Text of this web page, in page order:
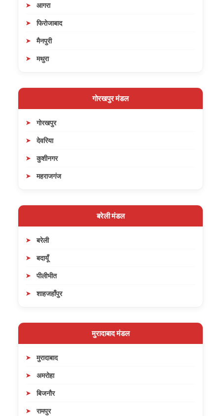
आगरा
फिरोजाबाद
मैनपुरी
मथुरा
गोरखपुर मंडल
गोरखपुर
देवरिया
कुशीनगर
महराजगंज
बरेली मंडल
बरेली
बदायूँ
पीलीभीत
शाहजहाँपुर
मुरादाबाद मंडल
मुरादाबाद
अमरोहा
बिजनौर
रामपुर